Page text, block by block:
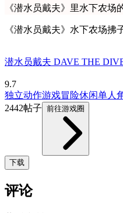
《潜水员戴夫》里水下农
《潜水员戴夫》水下农场
潜水员戴夫 DAVE THE
9.7
独立动作游戏冒险休闲单人
2442帖子 前往游戏圈
下载
评论